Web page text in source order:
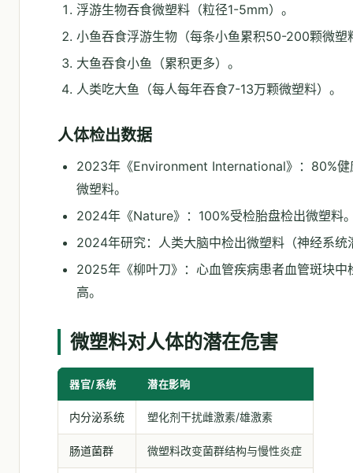
浮游生物吞食微塑料（粒径1-5mm）。
小鱼吞食浮游生物（每条小鱼累积50-200颗微塑
大鱼吞食小鱼（累积更多）。
人类吃大鱼（每人每年吞食7-13万颗微塑料）。
人体检出数据
2023年《Environment International》：80%健
微塑料。
2024年《Nature》：100%受检胎盘检出微塑料
2024年研究：人类大脑中检出微塑料（神经系统
2025年《柳叶刀》：心血管疾病患者血管斑块中
高。
微塑料对人体的潜在危害
器官/系统 潜在影响
内分泌系统 塑化剂干扰雌激素/雄激素
肠道菌群 微塑料改变菌群结构与慢性炎症